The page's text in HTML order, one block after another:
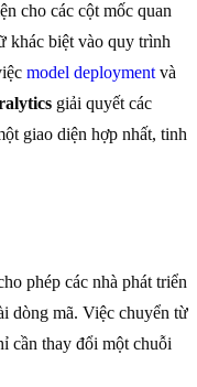
cho các cột mốc quan
khác biệt vào quy trình
model deployment và
giải quyết các
giao diện hợp nhất, tinh
phép các nhà phát triển
dòng mã. Việc chuyển từ
cần thay đổi một chuỗi